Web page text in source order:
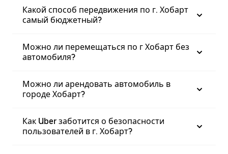
Какой способ передвижения по г. Хобарт
самый бюджетный?
Можно ли перемещаться по г Хобарт без
автомобиля?
Можно ли арендовать автомобиль в
городе Хобарт?
Как Uber заботится о безопасности
пользователей в г. Хобарт?